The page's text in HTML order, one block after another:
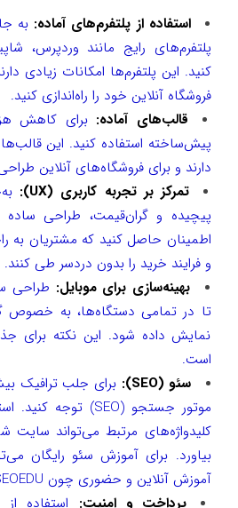
استفاده از پلتفرم‌های آماده: به
پلتفرم‌های رایج مانند وردپرس،
کنید. این پلتفرم‌ها امکانات زیادی
فروشگاه آنلاین خود را راه‌اندازی کنید.
قالب‌های آماده: برای کاهش
پیش‌ساخته استفاده کنید. این
دارند و برای فروشگاه‌های آنلاین
تمرکز بر تجربه کاربری (UX
):
پیچیده و گران‌قیمت، طراحی ساده
اطمینان حاصل کنید که مشتریان به
و فرایند خرید را بدون دردسر طی کنند.
بهینه‌سازی برای موبایل: طراحی
تا در تمامی دستگاه‌ها، به خصوص
نمایش داده شود. این نکته برای
است.
سئو (SEO
): برای جلب ترافیک
موتور جستجو (SEO) توجه کنید.
کلیدواژه‌های مرتبط می‌تواند سایت
بیاورد. برای آموزش سئو رایگان
آموزش آنلاین و حضوری چون